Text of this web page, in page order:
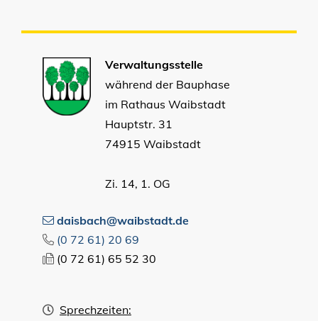
Verwaltungsstelle
während der Bauphase
im Rathaus Waibstadt
Hauptstr. 31
74915 Waibstadt
Zi. 14, 1. OG
daisbach@waibstadt.de
(0 72 61) 20 69
(0 72 61) 65 52 30
Sprechzeiten: